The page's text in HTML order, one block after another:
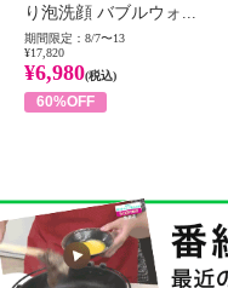
り泡洗顔 バブルウォ...
期間限定：8/7〜13
¥17,820
¥6,980(税込)
60%OFF